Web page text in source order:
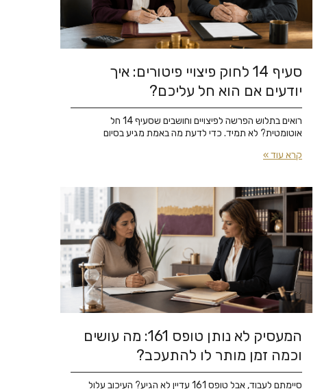
סעיף 14 לחוק פיצויי פיטורים: איך
יודעים אם הוא חל עליכם?
רואים בתלוש הפרשה לפיצויים וחושבים שסעיף 14 חל
אוטומטית? לא תמיד. כדי לדעת מה באמת מגיע בסיום
קרא עוד »
המעסיק לא נותן טופס 161: מה עושים
וכמה זמן מותר לו להתעכב?
סיימתם לעבוד, אבל טופס 161 עדיין לא הגיע? העיכוב עלול